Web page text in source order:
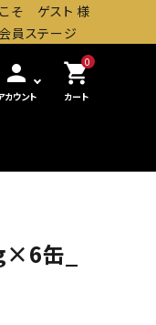
こそ ゲスト 様
員ステージ
person
カウント
0
shopping_cart
カート
缶_